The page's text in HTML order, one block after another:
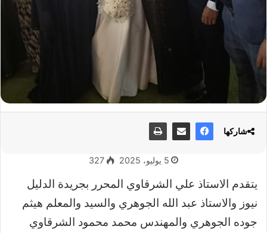
5 يوليو، 2025 327
يتقدم الاستاذ علي الشرقاوي المحرر بجريدة الدليل
نيوز والاستاذ عبد الله الجوهري والسيد والمعلم هيثم
جوده الجوهري والمهندس محمد محمود الشرقاوي
شاركها